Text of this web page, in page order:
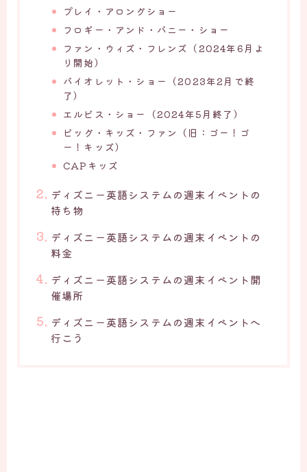
プレイ・アロングショー
フロギー・アンド・バニー・ショー
ファン・ウィズ・フレンズ（2024年6月よ
り開始）
バイオレット・ショー（2023年2月で終
了）
エルビス・ショー（2024年5月終了）
ビッグ・キッズ・ファン（旧：ゴー！ゴ
ー！キッズ）
CAPキッズ
ディズニー英語システムの週末イベントの
持ち物
ディズニー英語システムの週末イベントの
料金
ディズニー英語システムの週末イベント開
催場所
ディズニー英語システムの週末イベントへ
行こう